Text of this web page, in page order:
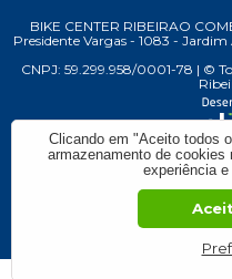
BIKE CENTER RIBEIRAO
Presidente Vargas - 1083 -
CNPJ: 59.299.958/0001-78 | ©
Clicando em "Aceito todos
armazenamento de cookies
experiência